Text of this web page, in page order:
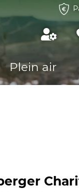
Plein air